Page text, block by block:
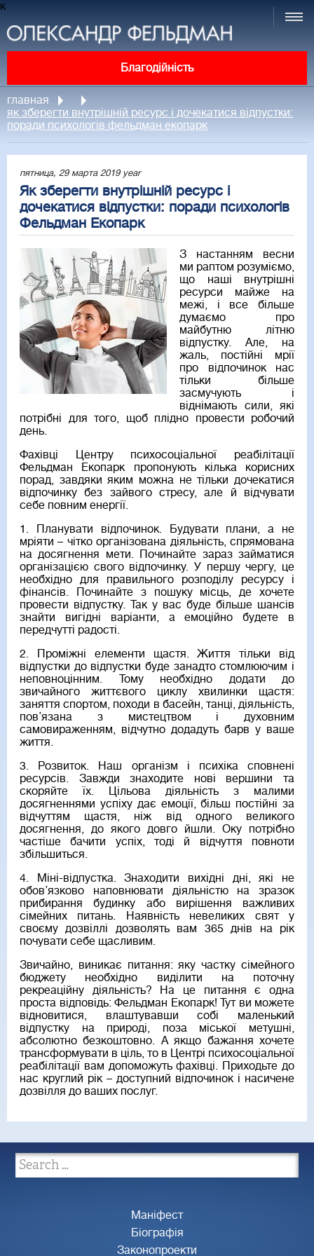
к
Благодійність
главная
як зберегти внутрішній ресурс і дочекатися відпустки:
поради психологів фельдман екопарк
пятница, 29 марта 2019 year
Як зберегти внутрішній ресурс і
дочекатися відпустки: поради психологів
Фельдман Екопарк
З настанням весни
ми раптом розуміємо,
що наші внутрішні
ресурси майже на
межі, і все більше
думаємо про
майбутню літню
відпустку. Але, на
жаль, постійні мрії
про відпочинок нас
тільки більше
засмучують і
віднімають сили, які
потрібні для того, щоб плідно провести робочий
день.
Фахівці Центру психосоціальної реабілітації
Фельдман Екопарк пропонують кілька корисних
порад, завдяки яким можна не тільки дочекатися
відпочинку без зайвого стресу, але й відчувати
себе повним енергії.
1. Планувати відпочинок. Будувати плани, а не
мріяти – чітко організована діяльність, спрямована
на досягнення мети. Починайте зараз займатися
організацією свого відпочинку. У першу чергу, це
необхідно для правильного розподілу ресурсу і
фінансів. Починайте з пошуку місць, де хочете
провести відпустку. Так у вас буде більше шансів
знайти вигідні варіанти, а емоційно будете в
передчутті радості.
2. Проміжні елементи щастя. Життя тільки від
відпустки до відпустки буде занадто стомлюючим і
неповноцінним. Тому необхідно додати до
звичайного життєвого циклу хвилинки щастя:
заняття спортом, походи в басейн, танці, діяльність,
пов’язана з мистецтвом і духовним
самовираженням, відчутно додадуть барв у ваше
життя.
3. Розвиток. Наш організм і психіка сповнені
ресурсів. Завжди знаходите нові вершини та
скоряйте їх. Цільова діяльність з малими
досягненнями успіху дає емоції, більш постійні за
відчуттям щастя, ніж від одного великого
досягнення, до якого довго йшли. Оку потрібно
частіше бачити успіх, тоді й відчуття повноти
збільшиться.
4. Міні-відпустка. Знаходити вихідні дні, які не
обов’язково наповнювати діяльністю на зразок
прибирання будинку або вирішення важливих
сімейних питань. Наявність невеликих свят у
своєму дозвіллі дозволять вам 365 днів на рік
почувати себе щасливим.
Звичайно, виникає питання: яку частку сімейного
бюджету необхідно виділити на поточну
рекреаційну діяльність? На це питання є одна
проста відповідь: Фельдман Екопарк! Тут ви можете
відновитися, влаштувавши собі маленький
відпустку на природі, поза міської метушні,
абсолютно безкоштовно. А якщо бажання хочете
трансформувати в ціль, то в Центрі психосоціальної
реабілітації вам допоможуть фахівці. Приходьте до
нас круглий рік – доступний відпочинок і насичене
дозвілля до ваших послуг.
Маніфест
Біографія
Законопроекти